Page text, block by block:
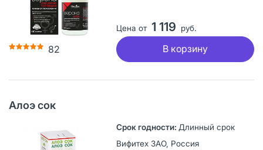
82
Цена от 1 119 руб.
В корзину
Алоэ сок
Длинный срок
Вифитех ЗАО, Россия